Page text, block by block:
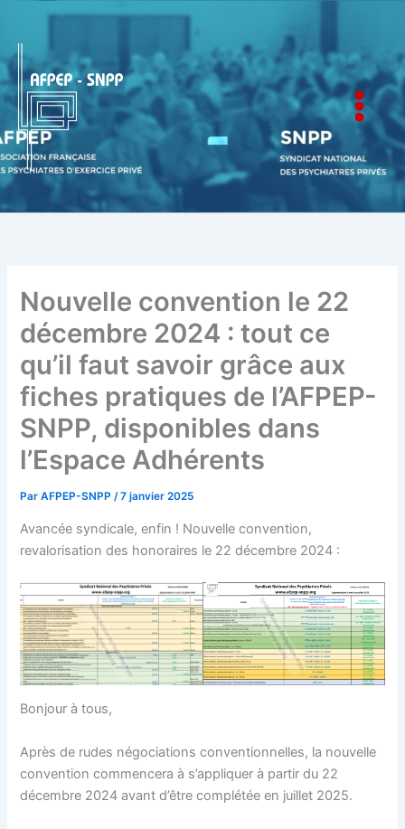
contenu
AFPEP-SNPP
Nouvelle convention le 22
décembre 2024 : tout ce
qu’il faut savoir grâce aux
fiches pratiques de l’AFPEP-
SNPP, disponibles dans
l’Espace Adhérents
ParAFPEP-SNPP/7 janvier 2025
Avancée syndicale, enfin ! Nouvelle convention,
revalorisation des honoraires le 22 décembre 2024 :
Bonjour à tous,
Après de rudes négociations conventionnelles, la nouvelle
convention commencera à s’appliquer à partir du 22
décembre 2024 avant d’être complétée en juillet 2025.